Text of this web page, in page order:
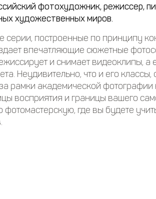
фотохудожник, режиссер,
художественных миров.
серии, построенные по принципу
впечатляющие сюжетные
и снимает видеоклипы, а
Неудивительно, что и его
рамки академической фотографии
восприятия и границы вашего
где вы будете